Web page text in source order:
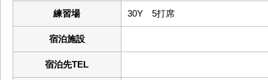
練習場 30Y 5打席
宿泊施設
宿泊先TEL